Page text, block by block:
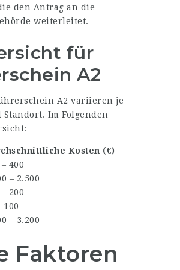
den Antrag an die
weiterleitet.
für
A2
A2 variieren je
Im Folgenden
Kosten (€)
400
– 2.500
200
100
– 3.200
Faktoren